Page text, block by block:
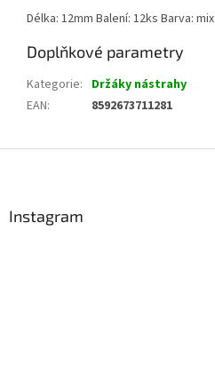
Délka: 12mm Balení: 12ks Barva: mix
Doplňkové parametry
Kategorie: Držáky nástrahy
EAN: 8592673711281
Instagram